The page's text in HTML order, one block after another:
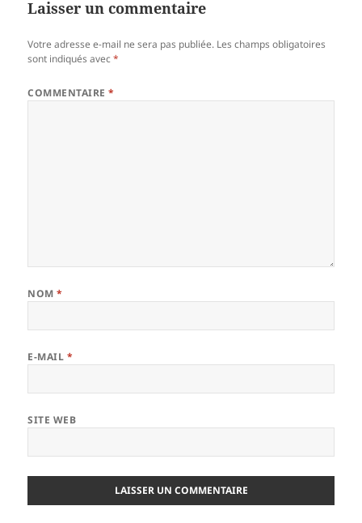
Laisser un commentaire
Votre adresse e-mail ne sera pas publiée. Les champs obligatoires
sont indiqués avec*
COMMENTAIRE*
NOM*
E-MAIL *
SITE WEB